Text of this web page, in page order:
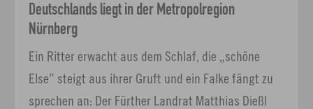
Deutschlands liegt in der Metropolregion
Nürnberg
Ein Ritter erwacht aus dem Schlaf, die „schöne
Else” steigt aus ihrer Gruft und ein Falke fängt zu
sprechen an: Der Fürther Landrat Matthias Dießl